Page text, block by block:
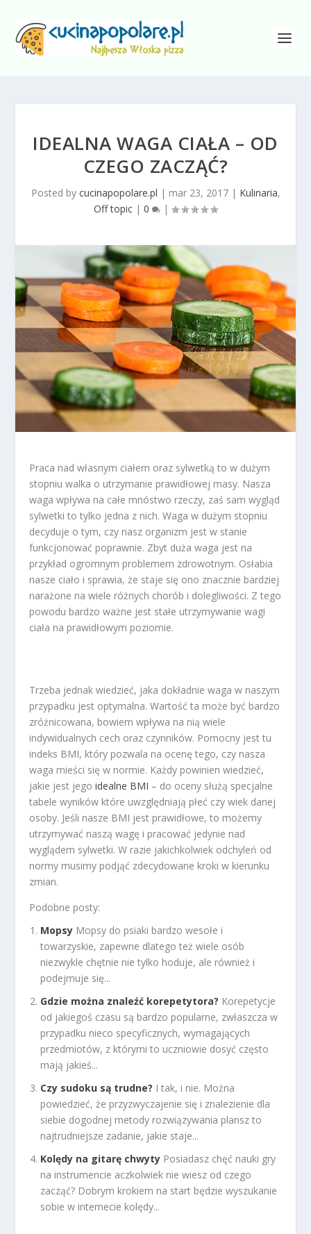
IDEALNA WAGA CIAŁA – OD
CZEGO ZACZĄĆ?
Posted by cucinapopolare.pl | mar 23, 2017| Kulinaria,
Off topic | 0 |
Praca nad własnym ciałem oraz sylwetką to w dużym
stopniu walka o utrzymanie prawidłowej masy. Nasza
waga wpływa na całe mnóstwo rzeczy, zaś sam wygląd
sylwetki to tylko jedna z nich. Waga w dużym stopniu
decyduje o tym, czy nasz organizm jest w stanie
funkcjonować poprawnie. Zbyt duża waga jest na
przykład ogromnym problemem zdrowotnym. Osłabia
nasze ciało i sprawia, że staje się ono znacznie bardziej
narażone na wiele różnych chorób i dolegliwości. Z tego
powodu bardzo ważne jest stałe utrzymywanie wagi
ciała na prawidłowym poziomie.
Trzeba jednak wiedzieć, jaka dokładnie waga w naszym
przypadku jest optymalna. Wartość ta może być bardzo
zróżnicowana, bowiem wpływa na nią wiele
indywidualnych cech oraz czynników. Pomocny jest tu
indeks BMI, który pozwala na ocenę tego, czy nasza
waga mieści się w normie. Każdy powinien wiedzieć,
jakie jest jegoidealne BMI – do oceny służą specjalne
tabele wyników które uwzględniają płeć czy wiek danej
osoby. Jeśli nasze BMI jest prawidłowe, to możemy
utrzymywać naszą wagę i pracować jedynie nad
wyglądem sylwetki. W razie jakichkolwiek odchyleń od
normy musimy podjąć zdecydowane kroki w kierunku
zmian.
Podobne posty:
Mopsy Mopsy do psiaki bardzo wesołe i
towarzyskie, zapewne dlatego też wiele osób
niezwykle chętnie nie tylko hoduje, ale również i
podejmuje się...
Gdzie można znaleźć korepetytora? Korepetycje
od jakiegoś czasu są bardzo popularne, zwłaszcza w
przypadku nieco specyficznych, wymagających
przedmiotów, z którymi to uczniowie dosyć często
mają jakieś...
Czy sudoku są trudne? I tak, i nie. Można
powiedzieć, że przyzwyczajenie się i znalezienie dla
siebie dogodnej metody rozwiązywania plansz to
najtrudniejsze zadanie, jakie staje...
Kolędy na gitarę chwyty Posiadasz chęć nauki gry
na instrumencie aczkolwiek nie wiesz od czego
zacząć? Dobrym krokiem na start będzie wyszukanie
sobie w internecie kolędy...